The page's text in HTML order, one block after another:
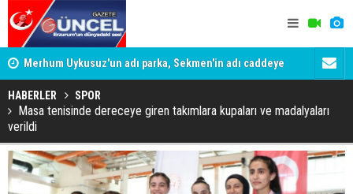
Merhum Uykusuz'un adı parka, Sekmen'in adı caddeye
verildi
HABERLER SPOR
Masa tenisinde dereceye giren takımlara kupaları ve madalyaları
verildi